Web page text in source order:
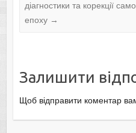
діагностики та корекції
епоху →
Залишити
Щоб відправити коментар